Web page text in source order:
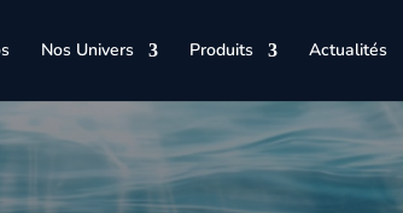
Nos Univers Produits Actualités